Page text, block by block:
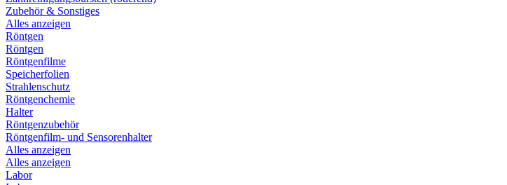
Zubehör & Sonstiges
Alles anzeigen
Röntgen
Röntgen
Röntgenfilme
Speicherfolien
Strahlenschutz
Röntgenchemie
Halter
Röntgenzubehör
Röntgenfilm- und Sensorenhalter
Alles anzeigen
Alles anzeigen
Labor